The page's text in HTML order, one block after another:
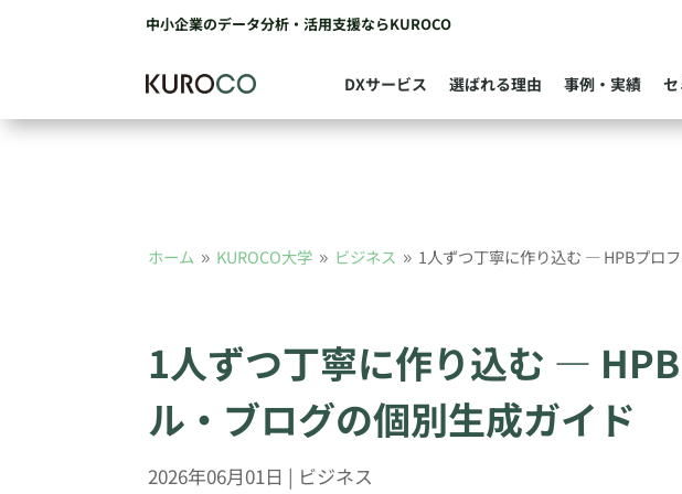
中小企業のデータ分析・活用支援ならKUROCO
DXサービス 選ばれる理由 事例・実績
ホーム 9 KUROCO大学 9 ビジネス 9 1人ずつ丁寧に作り込む — HPBプロ
1人ずつ丁寧に作り込む —
ル・ブログの個別生成ガイド
2026年06月01日 | ビジネス